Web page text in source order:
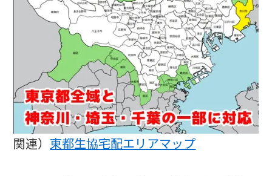
関連）東都生協宅配エリアマップ